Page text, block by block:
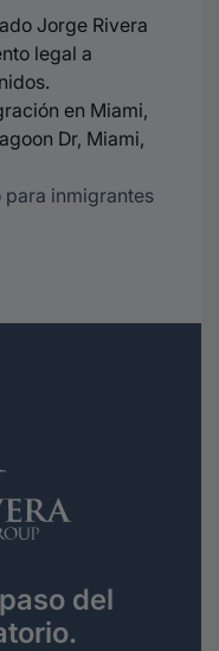
Jorge Rivera
legal a
en Miami,
Dr, Miami,
para inmigrantes
del